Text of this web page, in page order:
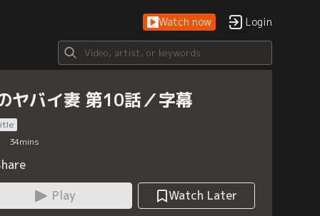
Watch now Login
ヤバイ妻 第10話／字幕
34mins
Play
Watch Later